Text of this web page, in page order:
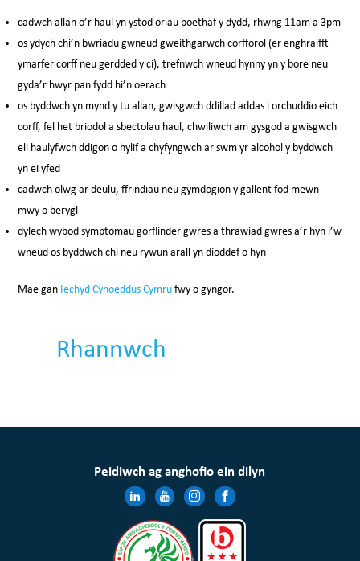
cadwch allan o’r haul yn ystod oriau poethaf y dydd, rhwng 11am a 3pm
os ydych chi’n bwriadu gwneud gweithgarwch corfforol (er enghraifft
ymarfer corff neu gerdded y ci), trefnwch wneud hynny yn y bore neu
gyda’r hwyr pan fydd hi’n oerach
os byddwch yn mynd y tu allan, gwisgwch ddillad addas i orchuddio eich
corff, fel het briodol a sbectolau haul, chwiliwch am gysgod a gwisgwch
eli haulyfwch ddigon o hylif a chyfyngwch ar swm yr alcohol y byddwch
yn ei yfed
cadwch olwg ar deulu, ffrindiau neu gymdogion y gallent fod mewn
mwy o berygl
dylech wybod symptomau gorflinder gwres a thrawiad gwres a’r hyn i’w
wneud os byddwch chi neu rywun arall yn dioddef o hyn
Mae gan Iechyd Cyhoeddus Cymrufwy o gyngor.
Rhannwch
Peidiwch ag anghofio ein dilyn